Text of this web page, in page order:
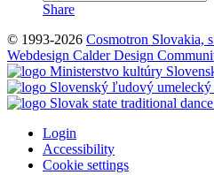
Share
© 1993-2026 Cosmotron Slovakia,
Webdesign Calder Design
Login
Accessibility
Cookie settings